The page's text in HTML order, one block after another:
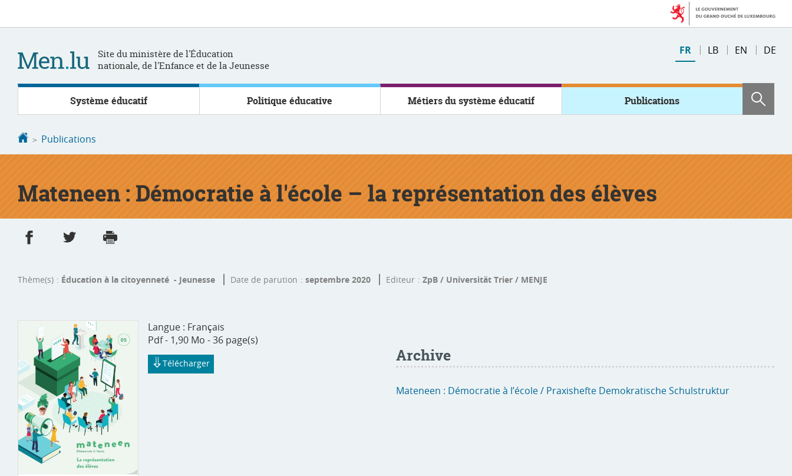
Site du ministère de l'Éducation
nationale, de l'Enfance et de la Jeunesse
Changer
de
FR LB EN DE
Système éducatif Politique éducative Métiers du système éducatif Publications
Accueil
Publications
Mateneen : Démocratie à l'école – la représentation des élèves
Partager sur Facebook
Partager sur Twitter
Thème(s) Éducation à la citoyenneté - Jeunesse Date de parution septembre 2020 Editeur ZpB / Universität Trier / MENJE
Langue : Français
Pdf - 1,90 Mo - 36 page(s)
Télécharger Archive
Mateneen : Démocratie à l’école / Praxishefte Demokratische Schulstruktur